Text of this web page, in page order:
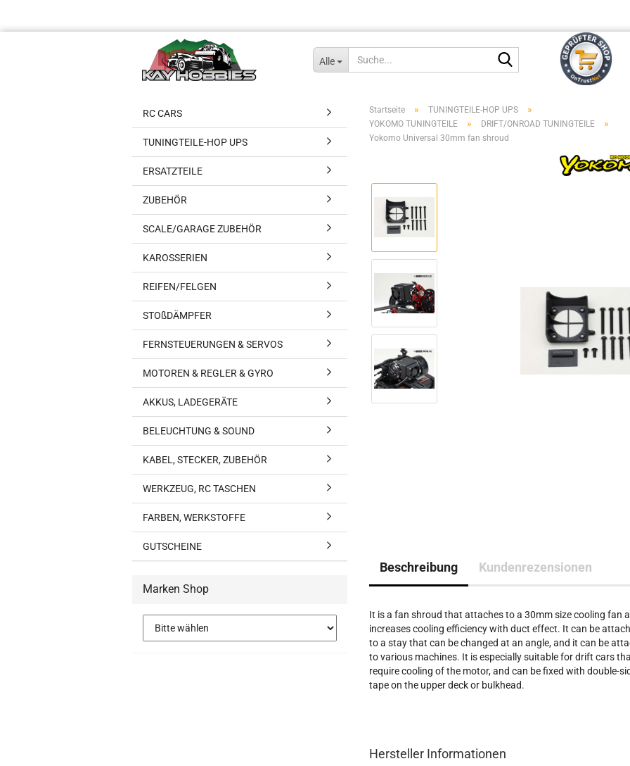
Alle
Startseite » TUNINGTEILE-HOP UPS »
YOKOMO TUNINGTEILE » DRIFT/ONROAD TUNINGTEILE »
Yokomo Universal 30mm fan shroud
Beschreibung Kundenrezensionen
It is a fan shroud that attaches to a 30mm size cooling fan
increases cooling efficiency with duct effect. It can be
to a stay that can be changed at an angle, and it can be
to various machines. It is especially suitable for drift cars
require cooling of the motor, and can be fixed with double-
tape on the upper deck or bulkhead.
Hersteller Informationen
RC CARS
TUNINGTEILE-HOP UPS
ERSATZTEILE
ZUBEHÖR
SCALE/GARAGE ZUBEHÖR
KAROSSERIEN
REIFEN/FELGEN
STOßDÄMPFER
FERNSTEUERUNGEN & SERVOS
MOTOREN & REGLER & GYRO
AKKUS, LADEGERÄTE
BELEUCHTUNG & SOUND
KABEL, STECKER, ZUBEHÖR
WERKZEUG, RC TASCHEN
FARBEN, WERKSTOFFE
GUTSCHEINE
Marken Shop